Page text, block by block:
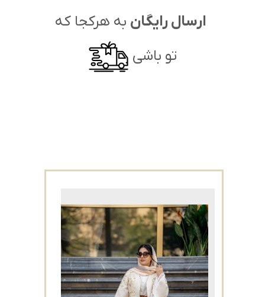
ارسال رایگان به هرکجا که
تو باشی